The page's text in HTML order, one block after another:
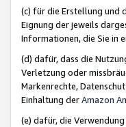
(c) für die Erstellung und
Eignung der jeweils
Informationen, die Sie in
(d) dafür, dass die
Verletzung oder
Markenrechte,
Einhaltung derAmazon
(e) dafür, die